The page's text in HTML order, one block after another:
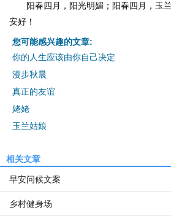
阳春四月，阳光明媚；阳春四月，玉
安好！
您可能感兴趣的文章:
你的人生应该由你自己决定
漫步秋晨
真正的友谊
姥姥
玉兰姑娘
相关文章
早安问候文案
乡村健身场